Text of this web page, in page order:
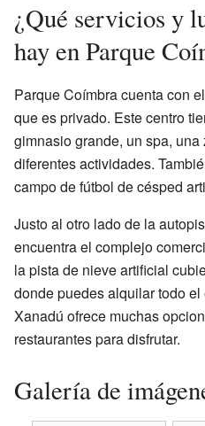
¿Qué servicios y
hay en Parque
Parque Coímbra cuenta con
que es privado. Este centro
gimnasio grande, un spa,
diferentes actividades.
campo de fútbol de césped
Justo al otro lado de la
encuentra el complejo
la pista de nieve artificial
donde puedes alquilar todo
Xanadú ofrece muchas
restaurantes para disfrutar.
Galería de